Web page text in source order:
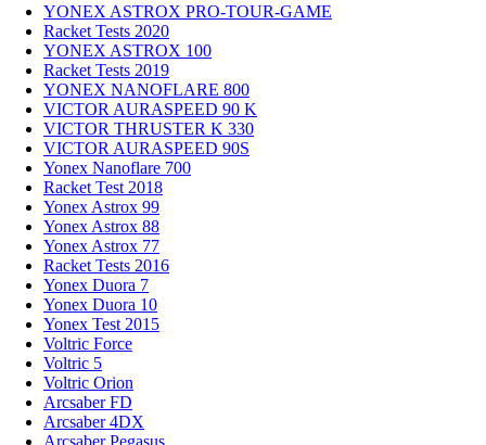
YONEX ASTROX PRO-TOUR-GAME
Racket Tests 2020
YONEX ASTROX 100
Racket Tests 2019
YONEX NANOFLARE 800
VICTOR AURASPEED 90 K
VICTOR THRUSTER K 330
VICTOR AURASPEED 90S
Yonex Nanoflare 700
Racket Test 2018
Yonex Astrox 99
Yonex Astrox 88
Yonex Astrox 77
Racket Tests 2016
Yonex Duora 7
Yonex Duora 10
Yonex Test 2015
Voltric Force
Voltric 5
Voltric Orion
Arcsaber FD
Arcsaber 4DX